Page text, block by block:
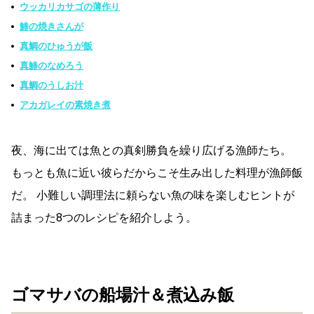
ウッカリカサゴの薄作り
鯵の焼きさんが
真鯛のひゅうが飯
真鯵のなめろう
真鯛のうしお汁
アカガレイの素焼き煮
夜、海に出ては魚との真剣勝負を繰り広げる漁師たち。
もっとも魚に近い彼らだからこそ生み出した料理が漁師飯
だ。 小難しい調理法に頼らない魚の味を楽しむヒントが
詰まった8つのレシピを紹介しよう。
ゴマサバの船場汁＆煮込み飯